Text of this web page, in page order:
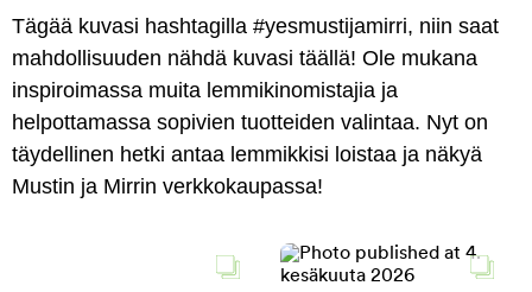
Tägää kuvasi hashtagilla #yesmustijamirri, niin saat
mahdollisuuden nähdä kuvasi täällä! Ole mukana
inspiroimassa muita lemmikinomistajia ja
helpottamassa sopivien tuotteiden valintaa. Nyt on
täydellinen hetki antaa lemmikkisi loistaa ja näkyä
Mustin ja Mirrin verkkokaupassa!